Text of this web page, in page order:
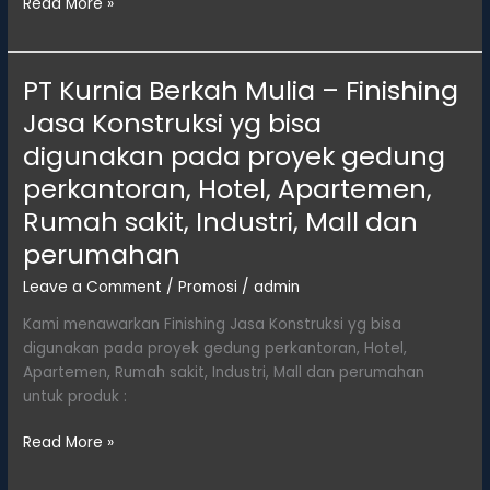
Jawa
Meresmikan
Pembukaan
Kopi
Sedjawat
Point
di
Mangun
PT Kurnia Berkah Mulia – Finishing
Jasa Konstruksi yg bisa
digunakan pada proyek gedung
perkantoran, Hotel, Apartemen,
Rumah sakit, Industri, Mall dan
perumahan
Leave a Comment /Promosi /admin
Kami menawarkan Finishing Jasa Konstruksi yg bisa
digunakan pada proyek gedung perkantoran, Hotel,
Apartemen, Rumah sakit, Industri, Mall dan perumahan
untuk produk :
PT
Read More »